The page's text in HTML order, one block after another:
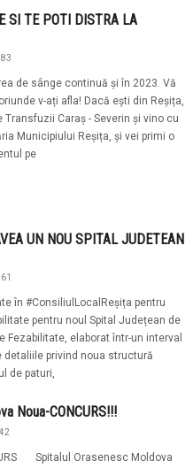
SI TE POTI DISTRA LA
de sânge continuă și în 2023. Vă
v-ați afla! Dacă ești din Reșița,
Caraș - Severin și vino cu
Municipiului Reșița, și vei primi o
pe
UN NOU SPITAL JUDETEAN
în #ConsiliulLocalReșița pentru
pentru noul Spital Județean de
Fezabilitate, elaborat într-un interval
privind noua structură
de paturi,
Noua-CONCURS!!!
Spitalul Orasenesc Moldova